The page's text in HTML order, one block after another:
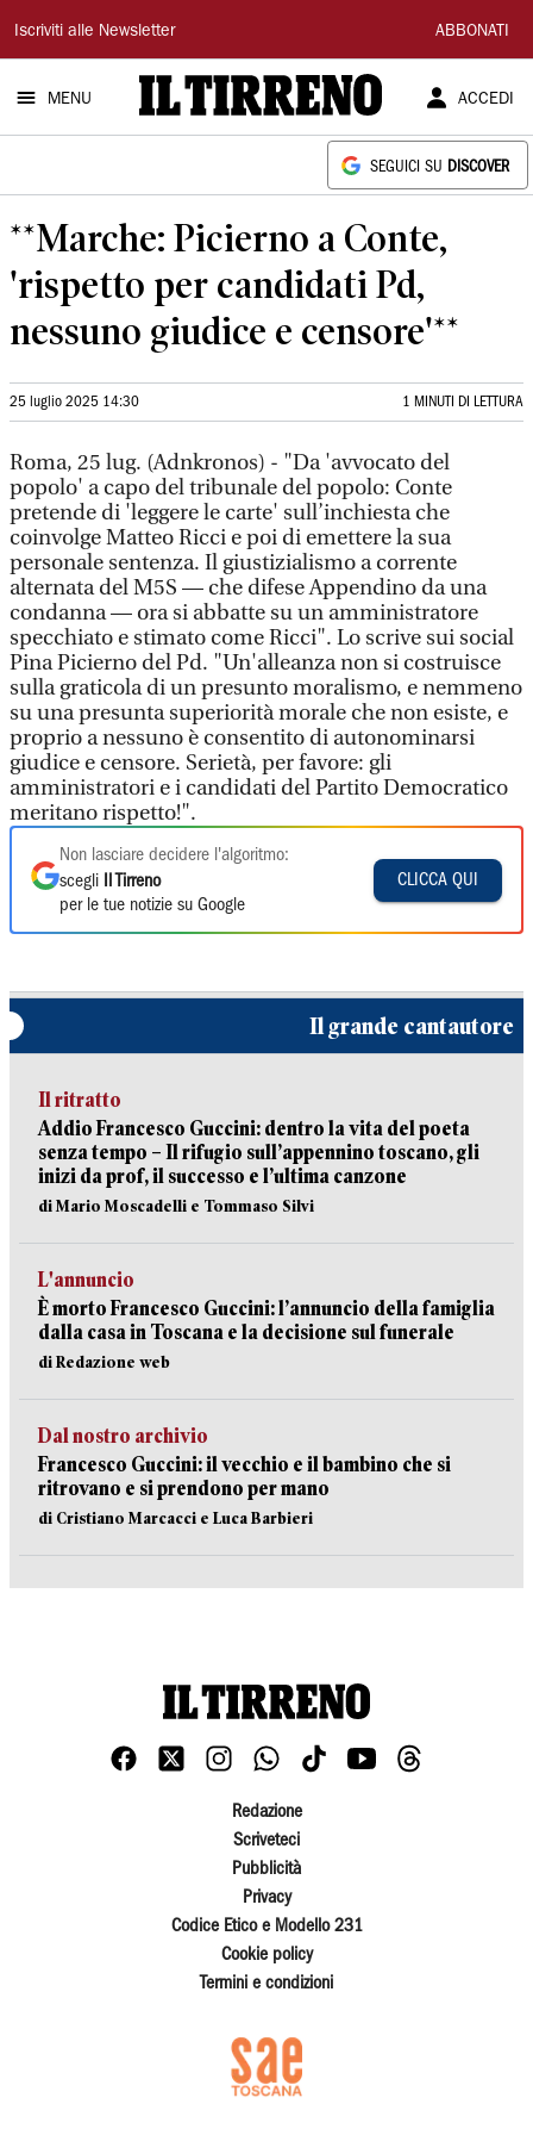
Il
Tirreno
Iscriviti alle Newsletter ABBONATI
MENU ACCEDI
SEGUICI SU DISCOVER
**Marche: Picierno a Conte,
'rispetto per candidati Pd,
nessuno giudice e censore'**
25 luglio 2025 14:30 1 MINUTI DI LETTURA
Roma, 25 lug. (Adnkronos) - "Da 'avvocato del
popolo' a capo del tribunale del popolo: Conte
pretende di 'leggere le carte' sull’inchiesta che
coinvolge Matteo Ricci e poi di emettere la sua
personale sentenza. Il giustizialismo a corrente
alternata del M5S — che difese Appendino da una
condanna — ora si abbatte su un amministratore
specchiato e stimato come Ricci". Lo scrive sui social
Pina Picierno del Pd. "Un'alleanza non si costruisce
sulla graticola di un presunto moralismo, e nemmeno
su una presunta superiorità morale che non esiste, e
proprio a nessuno è consentito di autonominarsi
giudice e censore. Serietà, per favore: gli
amministratori e i candidati del Partito Democratico
meritano rispetto!".
Non lasciare decidere l'algoritmo:
scegli
Il Tirreno
per le tue notizie su Google
CLICCA QUI
Il grande cantautore
Il ritratto
Addio Francesco Guccini: dentro la vita del poeta
senza tempo – Il rifugio sull’appennino toscano, gli
inizi da prof, il successo e l’ultima canzone
di Mario Moscadelli e Tommaso Silvi
L'annuncio
È morto Francesco Guccini: l’annuncio della famiglia
dalla casa in Toscana e la decisione sul funerale
di Redazione web
Dal nostro archivio
Francesco Guccini: il vecchio e il bambino che si
ritrovano e si prendono per mano
di Cristiano Marcacci e Luca Barbieri
Redazione
Scriveteci
Pubblicità
Privacy
Codice Etico e Modello 231
Cookie policy
Termini e condizioni